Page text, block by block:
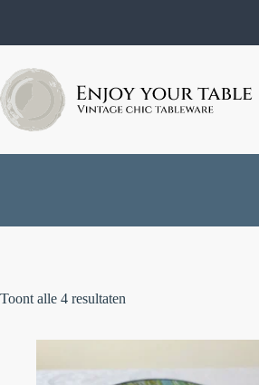
Toont alle 4 resultaten